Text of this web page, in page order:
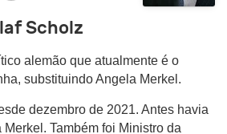
Scholz
alemão que atualmente é o
substituindo Angela Merkel.
dezembro de 2021. Antes havia
Também foi Ministro da